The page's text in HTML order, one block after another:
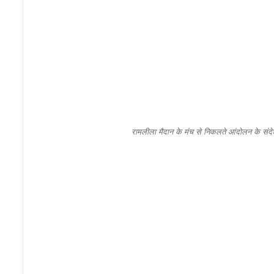
रामलीला मैदान के मंच से निकलते आंदोलन के